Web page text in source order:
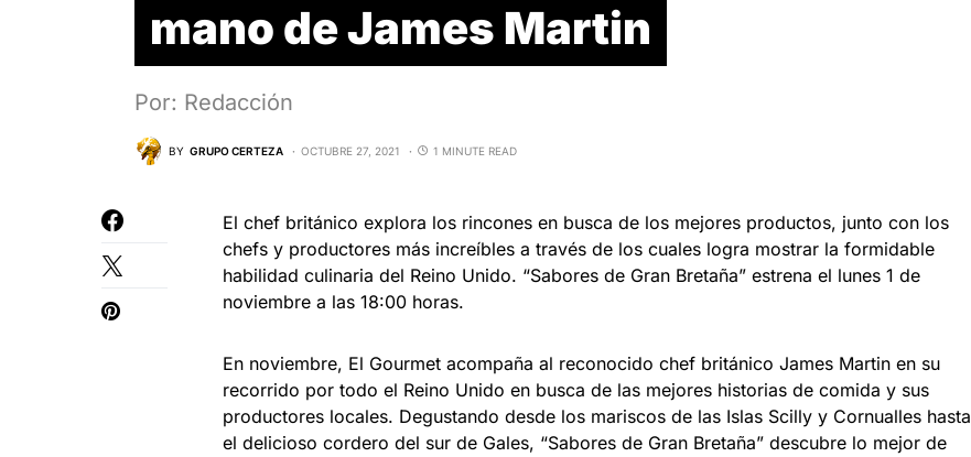
mano de James Martin
Por: Redacción
BY GRUPO CERTEZA OCTUBRE 27, 2021 1 MINUTE READ
El chef británico explora los rincones en busca de los mejores productos, junto con los
chefs y productores más increíbles a través de los cuales logra mostrar la formidable
habilidad culinaria del Reino Unido. “Sabores de Gran Bretaña” estrena el lunes 1 de
noviembre a las 18:00 horas.
En noviembre, El Gourmet acompaña al reconocido chef británico James Martin en su
recorrido por todo el Reino Unido en busca de las mejores historias de comida y sus
productores locales. Degustando desde los mariscos de las Islas Scilly y Cornualles hasta
el delicioso cordero del sur de Gales, “Sabores de Gran Bretaña” descubre lo mejor de